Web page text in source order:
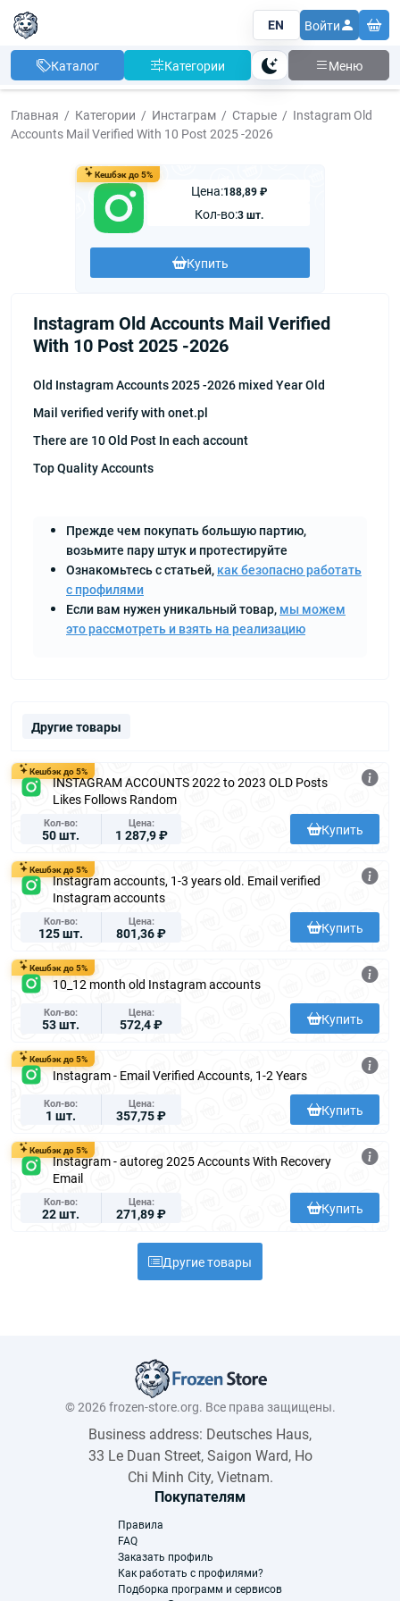
EN Войти
Каталог Категории Тема Меню
Главная Категории Инстаграм Старые
Instagram Old
Accounts Mail Verified With 10 Post 2025 -2026
Кешбэк до 5%
Цена:188,89 ₽
Кол-во:3 шт.
Купить
Instagram Old Accounts Mail Verified
With 10 Post 2025 -2026
Old Instagram Accounts 2025 -2026 mixed Year Old
Mail verified verify with onet.pl
There are 10 Old Post In each account
Top Quality Accounts
Прежде чем покупать большую партию,
возьмите пару штук и протестируйте
Ознакомьтесь с статьей, как безопасно работать
с профилями
Если вам нужен уникальный товар, мы можем
это рассмотреть и взять на реализацию
Другие товары
Кешбэк до 5%
INSTAGRAM ACCOUNTS 2022 to 2023 OLD Posts
Likes Follows Random
Кол-во
50 шт.
Цена
1 287,9 ₽ Купить
Кешбэк до 5%
Instagram accounts, 1-3 years old. Email verified
Instagram accounts
Кол-во
125 шт.
Цена
801,36 ₽ Купить
Кешбэк до 5%
10_12 month old Instagram accounts
Кол-во
53 шт.
Цена
572,4 ₽ Купить
Кешбэк до 5%
Instagram - Email Verified Accounts, 1-2 Years
Кол-во
1 шт.
Цена
357,75 ₽ Купить
Кешбэк до 5%
Instagram - autoreg 2025 Accounts With Recovery
Email
Кол-во
22 шт.
Цена
271,89 ₽ Купить
Другие товары
© 2026 frozen-store.org. Все права защищены.
Business address: Deutsches Haus,
33 Le Duan Street, Saigon Ward, Ho
Chi Minh City, Vietnam.
Покупателям
Правила
FAQ
Заказать профиль
Как работать с профилями?
Подборка программ и сервисов